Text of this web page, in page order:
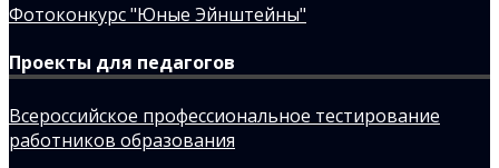
Фотоконкурс "Юные Эйнштейны"
Проекты для педагогов
Всероссийское профессиональное тестирование
работников образования